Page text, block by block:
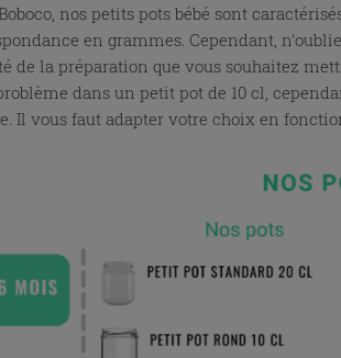
nos petits pots bébé sont
en grammes. Cependant,
de la préparation que vous souhaitez
dans un petit pot de 10 cl,
Il vous faut adapter votre choix en